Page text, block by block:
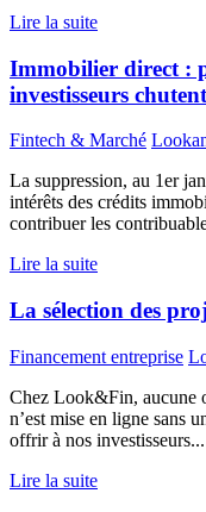
Lire la suite
Immobilier direct :
investisseurs
Fintech & Marché
La suppression, au 1er
intérêts des crédits
contribuer les
Lire la suite
La sélection des
Financement entreprise
Chez Look&Fin, aucune
n’est mise en ligne sans
offrir à nos investisseurs...
Lire la suite